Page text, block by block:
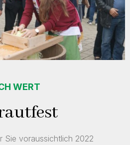
WERT
Sie voraussichtlich 2022